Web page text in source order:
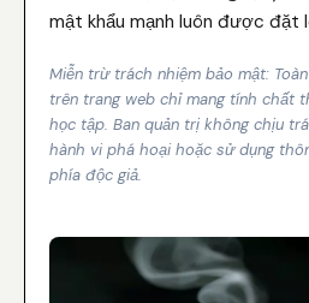
mật khẩu mạnh luôn được đặt
Miễn trừ trách nhiệm bảo mật:
trên trang web chỉ mang tính chất
học tập. Ban quản trị không chịu
hành vi phá hoại hoặc sử dụng
phía độc giả.